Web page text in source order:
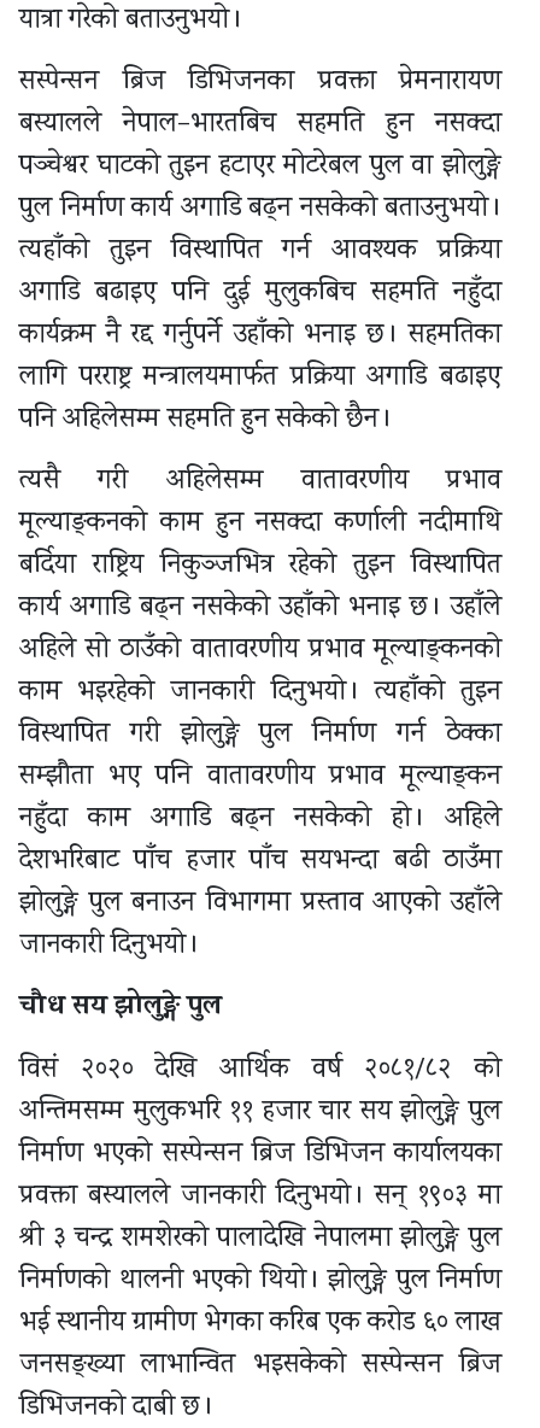
यात्रा गरेको बताउनुभयो ।
सस्पेन्सन ब्रिज डिभिजनका प्रवक्ता प्रेमनारायण
बस्यालले नेपाल–भारतबिच सहमति हुन नसक्दा
पञ्चेश्वर घाटको तुइन हटाएर मोटरेबल पुल वा झोलुङ्गे
पुल निर्माण कार्य अगाडि बढ्न नसकेको बताउनुभयो ।
त्यहाँको तुइन विस्थापित गर्न आवश्यक प्रक्रिया
अगाडि बढाइए पनि दुई मुलुकबिच सहमति नहुँदा
कार्यक्रम नै रद्द गर्नुपर्ने उहाँको भनाइ छ । सहमतिका
लागि परराष्ट्र मन्त्रालयमार्फत प्रक्रिया अगाडि बढाइए
पनि अहिलेसम्म सहमति हुन सकेको छैन ।
त्यसै गरी अहिलेसम्म वातावरणीय प्रभाव
मूल्याङ्कनको काम हुन नसक्दा कर्णाली नदीमाथि
बर्दिया राष्ट्रिय निकुञ्जभित्र रहेको तुइन विस्थापित
कार्य अगाडि बढ्न नसकेको उहाँको भनाइ छ । उहाँले
अहिले सो ठाउँको वातावरणीय प्रभाव मूल्याङ्कनको
काम भइरहेको जानकारी दिनुभयो । त्यहाँको तुइन
विस्थापित गरी झोलुङ्गे पुल निर्माण गर्न ठेक्का
सम्झौता भए पनि वातावरणीय प्रभाव मूल्याङ्कन
नहुँदा काम अगाडि बढ्न नसकेको हो । अहिले
देशभरिबाट पाँच हजार पाँच सयभन्दा बढी ठाउँमा
झोलुङ्गे पुल बनाउन विभागमा प्रस्ताव आएको उहाँले
जानकारी दिनुभयो ।
चौध सय झोलुङ्गे पुल
विसं २०२० देखि आर्थिक वर्ष २०८१/८२ को
अन्तिमसम्म मुलुकभरि ११ हजार चार सय झोलुङ्गे पुल
निर्माण भएको सस्पेन्सन ब्रिज डिभिजन कार्यालयका
प्रवक्ता बस्यालले जानकारी दिनुभयो । सन् १९०३ मा
श्री ३ चन्द्र शमशेरको पालादेखि नेपालमा झोलुङ्गे पुल
निर्माणको थालनी भएको थियो । झोलुङ्गे पुल निर्माण
भई स्थानीय ग्रामीण भेगका करिब एक करोड ६० लाख
जनसङ्ख्या लाभान्वित भइसकेको सस्पेन्सन ब्रिज
डिभिजनको दाबी छ ।